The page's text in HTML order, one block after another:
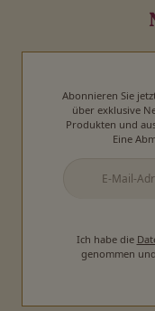
Abonnieren Sie
über exklusive
Produkten und
Eine
Ich habe die
genommen